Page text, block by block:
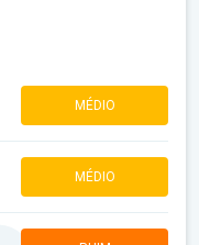
MÉDIO
MÉDIO